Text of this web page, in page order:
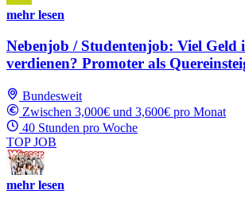
mehr lesen
Nebenjob / Studentenjob: Viel Geld
verdienen? Promoter als
Bundesweit
Zwischen 3,000€ und 3,600€ pro Monat
40 Stunden pro Woche
TOP JOB
mehr lesen